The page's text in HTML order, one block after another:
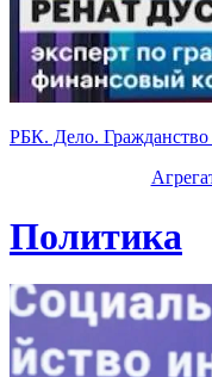
РБК. Дело.
Политика